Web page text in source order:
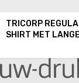
TRICORP
SHIRT MET